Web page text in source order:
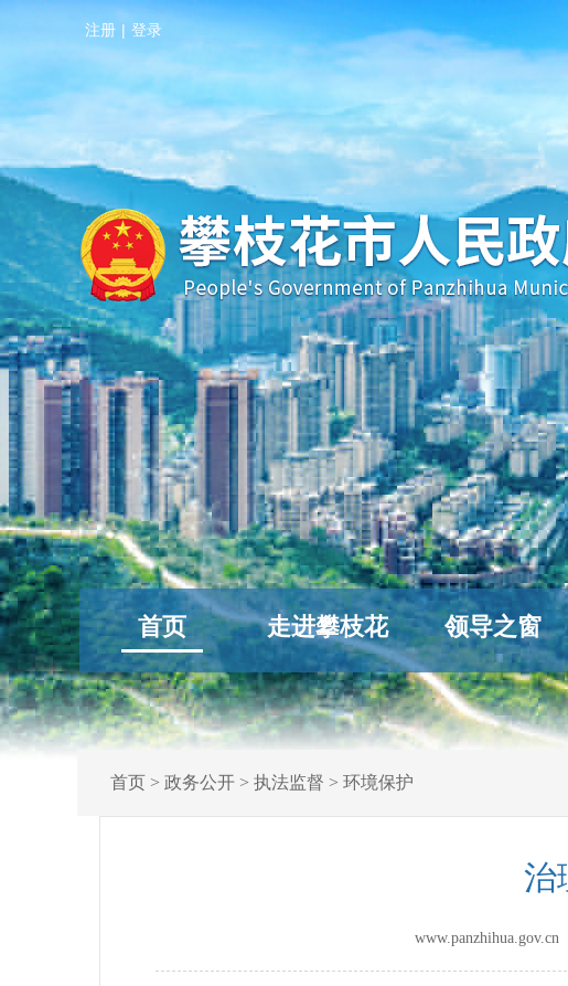
注册 | 登录
首页 走进攀枝花 领导之窗
首页> 政务公开> 执法监督 > 环境保护
治